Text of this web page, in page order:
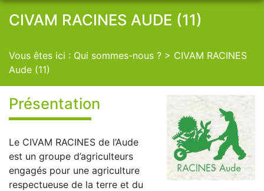
CIVAM RACINES AUDE (11)
Vous êtes ici : Qui sommes-nous ? > CIVAM RACINES
Aude (11)
Présentation
Le CIVAM RACINES de l’Aude
est un groupe d’agriculteurs
engagés pour une agriculture
respectueuse de la terre et du